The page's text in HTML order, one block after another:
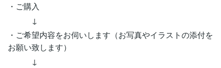
・ご購入
↓
・ご希望内容をお伺いします（お写真やイラストの添付を
お願い致します）
↓